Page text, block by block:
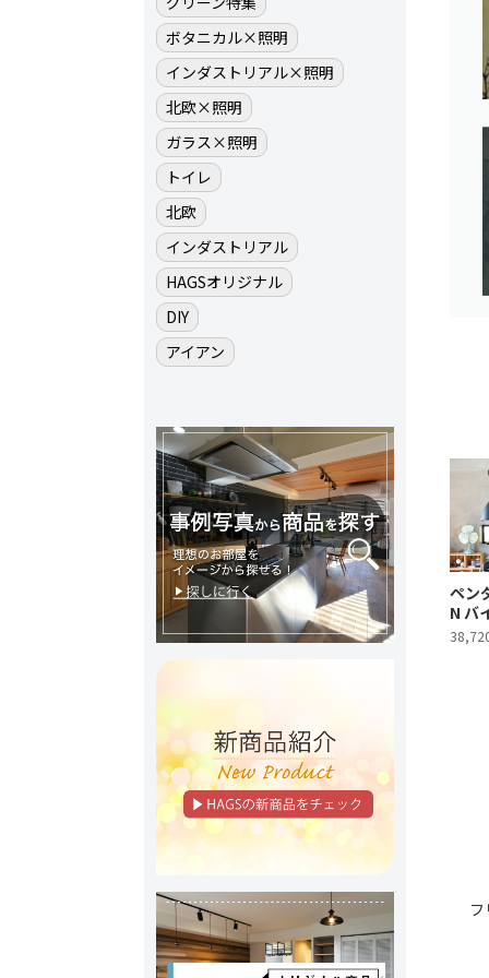
ペン
N バ
ボタニカル×照明
インダストリアル×照明
北欧×照明
ガラス×照明
トイレ
北欧
インダストリアル
HAGSオリジナル
DIY
アイアン